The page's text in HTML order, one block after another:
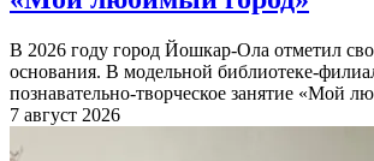
В 2026 году город Йошкар-Ола отметил
основания. В модельной библиотеке-
познавательно-творческое занятие «Мой
7 август 2026